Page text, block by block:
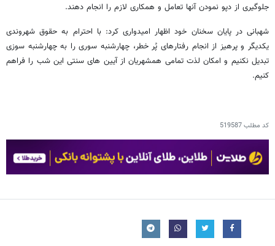
جلوگیری از دپو نمودن آنها تعامل و همکاری لازم را انجام دهند.
شهبانی در پایان سخنان خود اظهار امیدواری کرد: با احترام به حقوق شهروندی
یکدیگر و پرهیز از انجام رفتارهای پُر خطر، چهارشنبه سوری را به چهارشنبه سوزی
تبدیل نکنیم و امکان لذت تمامی همشهریان از آیین های سنتی این شب را فراهم
کنیم.
کد مطلب519587